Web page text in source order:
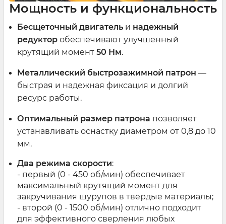
Мощность и функциональность
Бесщеточный двигатель и надежный
редуктор обеспечивают улучшенный
крутящий момент 50 Нм.
Металлический быстрозажимной патрон —
быстрая и надежная фиксация и долгий
ресурс работы.
Оптимальный размер патрона позволяет
устанавливать оснастку диаметром от 0,8 до 10
мм.
Два режима скорости:
- первый (0 - 450 об/мин) обеспечивает
максимальный крутящий момент для
закручивания шурупов в твердые материалы;
- второй (0 - 1500 об/мин) отлично подходит
для эффективного сверления любых